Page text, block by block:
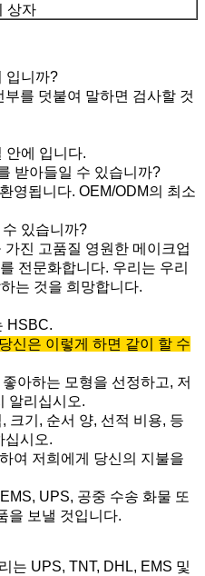
상자
입니까?
를 덧붙여 말하면 검사할 것
안에 입니다.
받아들일 수 있습니까?
영됩니다. OEM/ODM의 최소
있습니까?
진 고품질 영원한 메이크업
전문화합니다. 우리는 우리
는 것을 희망합니다.
HSBC.
신은 이렇게 하면 같이 할 수
아하는 모형을 선정하고, 저
알리십시오.
크기, 순서 양, 선적 비용, 등
십시오.
여 저희에게 당신의 지불을
UPS, 공중 수송 화물 또
을 보낼 것입니다.
는 UPS, TNT, DHL, EMS 및